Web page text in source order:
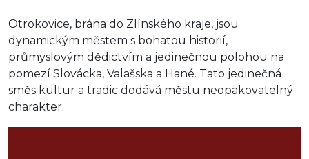
Otrokovice, brána do Zlínského kraje, jsou
dynamickým městem s bohatou historií,
průmyslovým dědictvím a jedinečnou polohou na
pomezí Slovácka, Valašska a Hané. Tato jedinečná
směs kultur a tradic dodává městu neopakovatelný
charakter.